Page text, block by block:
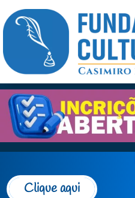
Clique aqui